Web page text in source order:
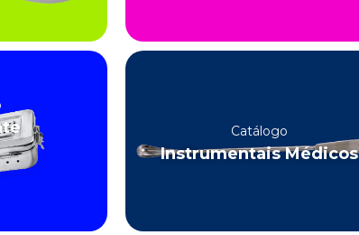
Catálogo
Instrumentais Médicos